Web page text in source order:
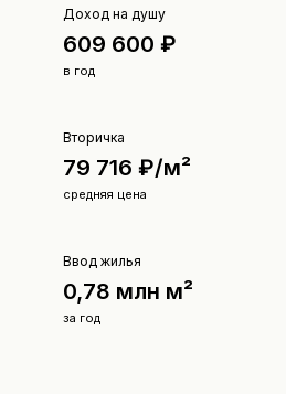
Доход на душу
609 600 ₽
в год
Вторичка
79 716 ₽/м²
средняя цена
Ввод жилья
0,78 млн м²
за год